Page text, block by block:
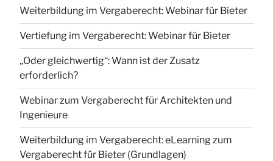
Weiterbildung im Vergaberecht: Webinar für Bieter
Vertiefung im Vergaberecht: Webinar für Bieter
„Oder gleichwertig“: Wann ist der Zusatz
erforderlich?
Webinar zum Vergaberecht für Architekten und
Ingenieure
Weiterbildung im Vergaberecht: eLearning zum
Vergaberecht für Bieter (Grundlagen)